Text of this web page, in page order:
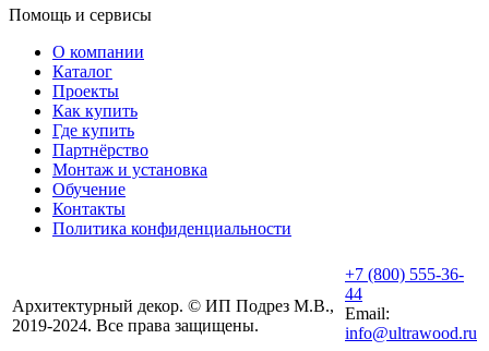
Помощь и сервисы
О компании
Каталог
Проекты
Как купить
Где купить
Партнёрство
Монтаж и установка
Обучение
Контакты
Политика конфиденциальности
Архитектурный декор. © ИП Подрез М.В.,
2019-2024. Все права защищены.
+7 (800) 555-36-
44
Email:
info@ultrawood.ru